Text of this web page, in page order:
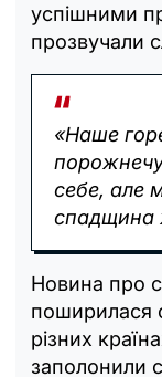
успішними
прозвучали
«Наше
себе, але
спадщина
Новина про
поширилася
різних
заполонили